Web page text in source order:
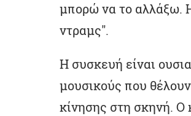
μπορώ να το αλλάξω.
ντραμς".
Η συσκευή είναι
μουσικούς που
κίνησης στη σκηνή. Ο